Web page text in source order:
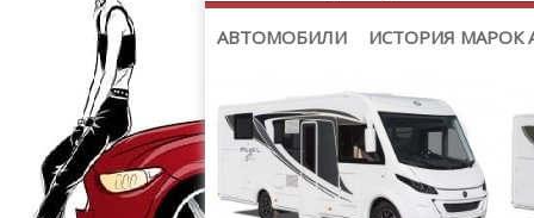
АВТОМОБИЛИ ИСТОРИЯ МАРОК